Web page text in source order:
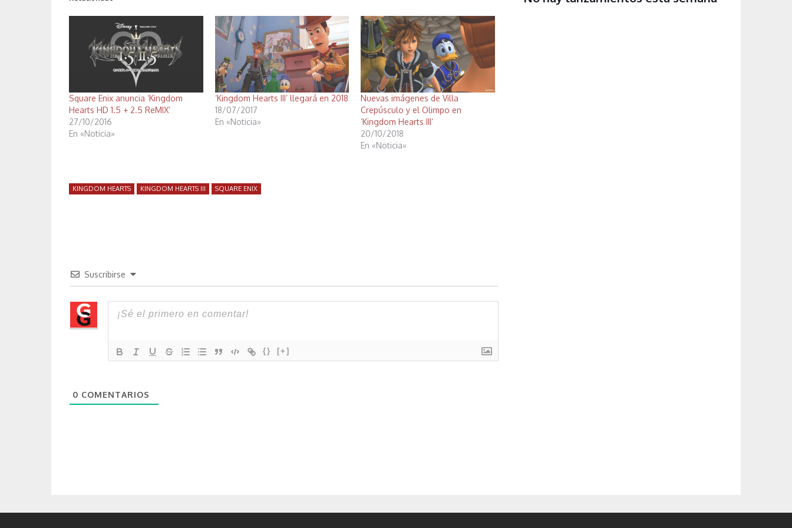
Square Enix anuncia ‘Kingdom
Hearts HD 1.5 + 2.5 ReMIX’
27/10/2016
En «Noticia»
‘Kingdom Hearts III’ llegará en 2018
18/07/2017
En «Noticia»
Nuevas imágenes de Villa
Crepúsculo y el Olimpo en
‘Kingdom Hearts III’
20/10/2018
En «Noticia»
KINGDOM HEARTS KINGDOM HEARTS III SQUARE ENIX
Suscribirse
{} [+]
0 COMENTARIOS